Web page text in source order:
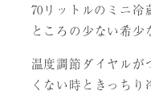
70リットルのミニ冷
ところの少ない希少
温度調節ダイヤルが
くない時ときっち